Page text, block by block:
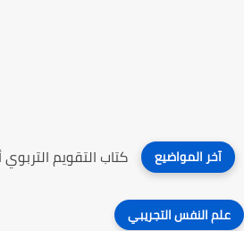
آخر المواضيع كتاب الثقة بالمعلمين
علم النفس التجريبي